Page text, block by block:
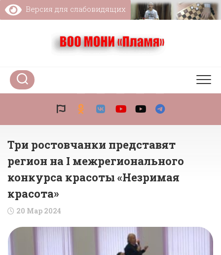
Версия для слабовидящих Перейти
к
Три ростовчанки представят
регион на I межрегионального
конкурса красоты «Незримая
красота»
20 Мар 2024